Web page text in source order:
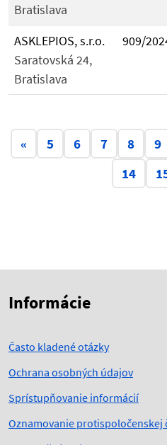
Bratislava
ASKLEPIOS, s.r.o.
Saratovská 24,
Bratislava
909/
« 5 6 7 8 9
14
Informácie
Často kladené otázky
Ochrana osobných údajov
Sprístupňovanie informácií
Oznamovanie protispoločenskej